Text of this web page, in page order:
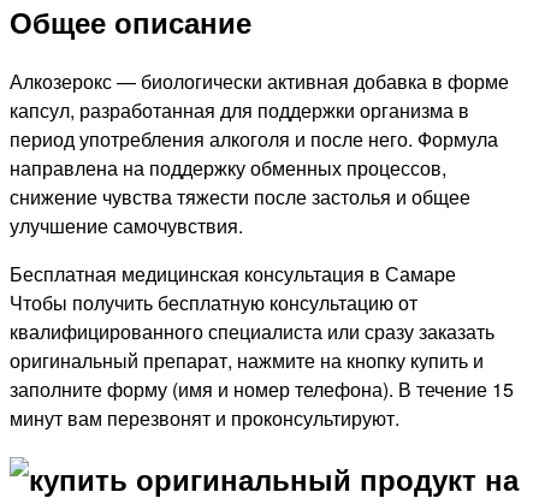
Общее описание
Алкозерокс — биологически активная добавка в форме
капсул, разработанная для поддержки организма в
период употребления алкоголя и после него. Формула
направлена на поддержку обменных процессов,
снижение чувства тяжести после застолья и общее
улучшение самочувствия.
Бесплатная медицинская консультация в Самаре
Чтобы получить бесплатную консультацию от
квалифицированного специалиста или сразу заказать
оригинальный препарат, нажмите на кнопку купить и
заполните форму (имя и номер телефона). В течение 15
минут вам перезвонят и проконсультируют.